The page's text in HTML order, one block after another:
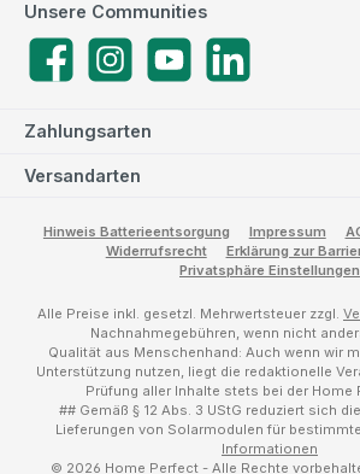
Zahlungsarten
Versandarten
Unsere Communities
FacebookInstagramYouTube
Hinweis Batterieentsorgung Impressum
Widerrufsrecht
Erklärung zur
Privatsphäre Einstellungen
Alle Preise inkl. gesetzl. Mehrwertsteuer zzgl.
Nachnahmegebühren, wenn nicht
Qualität aus Menschenhand: Auch wenn wir
Unterstützung nutzen, liegt die redaktionelle
Prüfung aller Inhalte stets bei der Home
## Gemäß § 12 Abs. 3 UStG reduziert sich
Lieferungen von Solarmodulen für
Informationen
© 2026 Home Perfect - Alle Rechte